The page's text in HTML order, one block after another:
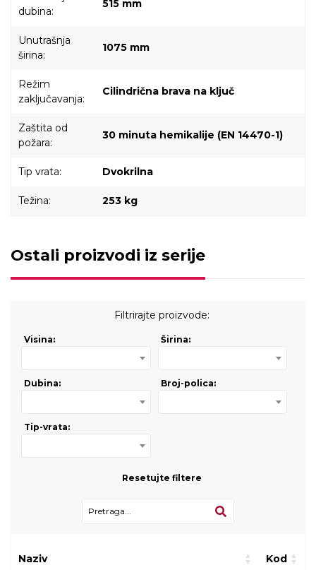
dubina:
515 mm
Unutrašnja
širina:
1075 mm
Režim
zaključavanja:
Cilindrična brava na ključ
Zaštita od
požara:
30 minuta hemikalije (EN 14470-1)
Tip vrata: Dvokrilna
Težina: 253 kg
Ostali proizvodi iz serije
Filtrirajte proizvode:
Visina: Širina:
Dubina: Broj-polica:
Tip-vrata:
Resetujte filtere
Naziv Kod